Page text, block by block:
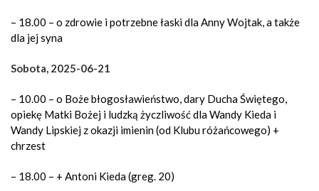
– 18.00 – o zdrowie i potrzebne łaski dla Anny Wojtak, a także
dla jej syna
Sobota, 2025-06-21
– 10.00 – o Boże błogosławieństwo, dary Ducha Świętego,
opiekę Matki Bożej i ludzką życzliwość dla Wandy Kieda i
Wandy Lipskiej z okazji imienin (od Klubu różańcowego) +
chrzest
– 18.00 – + Antoni Kieda (greg. 20)